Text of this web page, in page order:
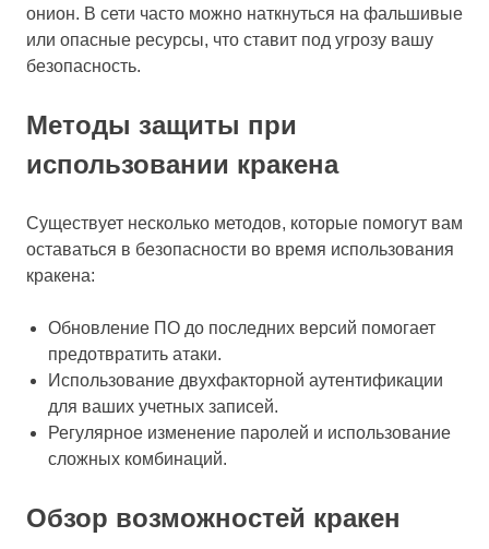
онион. В сети часто можно наткнуться на фальшивые
или опасные ресурсы, что ставит под угрозу вашу
безопасность.
Методы защиты при
использовании кракена
Существует несколько методов, которые помогут вам
оставаться в безопасности во время использования
кракена:
Обновление ПО до последних версий помогает
предотвратить атаки.
Использование двухфакторной аутентификации
для ваших учетных записей.
Регулярное изменение паролей и использование
сложных комбинаций.
Обзор возможностей кракен